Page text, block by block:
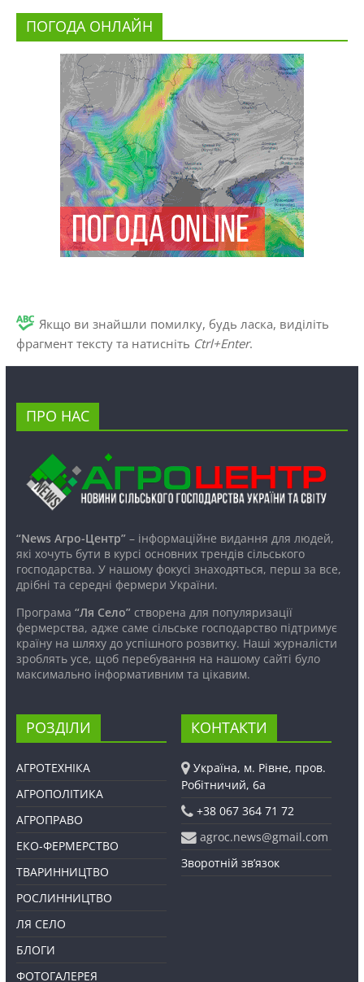
ПОГОДА ОНЛАЙН
Якщо ви знайшли помилку, будь ласка, виділіть
фрагмент тексту та натисніть Ctrl+Enter.
ПРО НАС
“News Агро-Центр”– інформаційне видання для людей,
які хочуть бути в курсі основних трендів сільського
господарства. У нашому фокусі знаходяться, перш за все,
дрібні та середні фермери України.
Програма “Ля Село”створена для популяризації
фермерства, адже саме сільське господарство підтримує
країну на шляху до успішного розвитку. Наші журналісти
зроблять усе, щоб перебування на нашому сайті було
максимально інформативним та цікавим.
РОЗДІЛИ
АГРОТЕХНІКА
АГРОПОЛІТИКА
АГРОПРАВО
ЕКО-ФЕРМЕРСТВО
ТВАРИННИЦТВО
РОСЛИННИЦТВО
ЛЯ СЕЛО
БЛОГИ
ФОТОГАЛЕРЕЯ
КОНТАКТИ
Україна, м. Рівне, пров.
Робітничий, 6а
+38 067 364 71 72
agroc.news@gmail.com
Зворотній зв’язок